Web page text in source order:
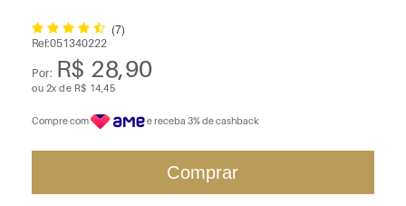
(7)
Ref:051340222
Por: R$ 28,90
ou 2x de R$ 14,45
Compre com e receba 3% de cashback
Comprar